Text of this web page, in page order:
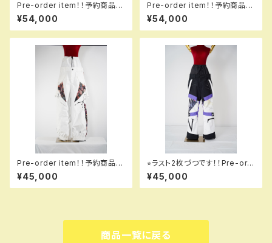
Pre-order item！！予約商品で
す！！MQ07003 +++ jacket
000 white！！送料無料（日本国
内のみ）サービス中です！！
¥54,000
Pre-order item！！予約商品で
す！！MQ07003 +++ jacket
913 kathmikb！！送料無料（日
本国内のみ）サービス中です！！
¥54,000
Pre-order item！！予約商品で
す！！MQ07503 EM ＋＋＋ pa
nts EM 004 hflpkw em！！送
料無料（日本国内のみ）サービス
¥45,000
⭐︎ラスト2枚づつです！！Pre-ord
er item！！予約商品です！！MQ
07500 GALAXXXY pants 61
8 syodouka！！送料無料（日本
¥45,000
商品一覧に戻る